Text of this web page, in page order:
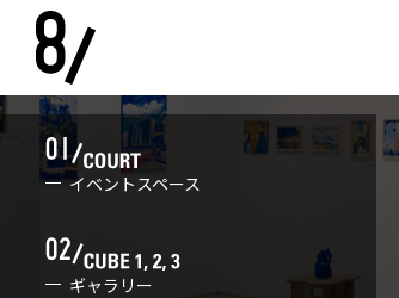
イベントスペース
ギャラリー